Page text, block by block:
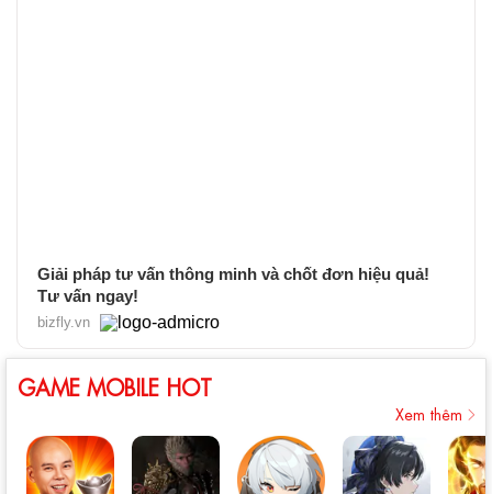
Giải pháp tư vấn thông minh và chốt đơn hiệu quả!
Tư vấn ngay!
bizfly.vn
GAME MOBILE HOT
Xem thêm